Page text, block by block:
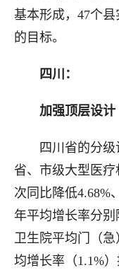
基本形成，47个
的目标。
四川：
加强顶层设计
四川省的分级诊
省、市级大型医
次同比降低4.68%
年平均增长率分别
卫生院平均门（
均增长率（1.1%